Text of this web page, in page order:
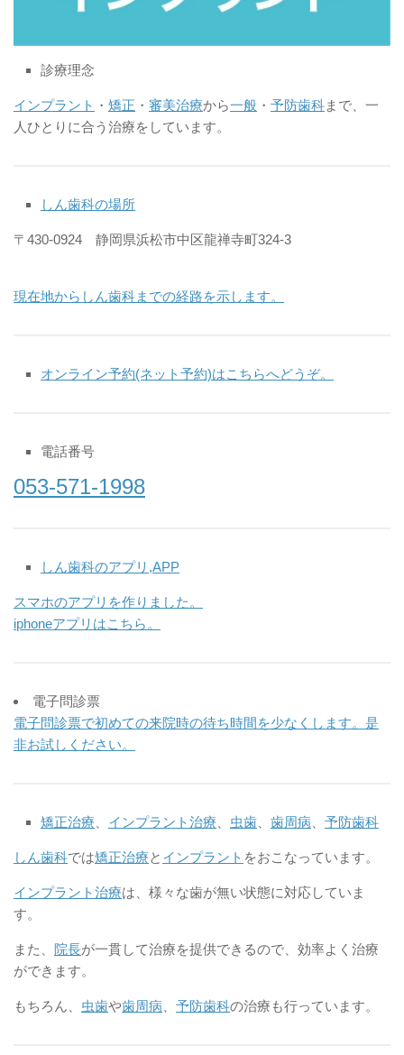
診療理念
インプラント ・ 矯正 ・ 審美治療から一般 ・ 予防歯科まで、一
人ひとりに合う治療をしています。
しん歯科の場所
〒430-0924 静岡県浜松市中区龍禅寺町324-3
現在地からしん歯科までの経路を示します。
オンライン予約(ネット予約)はこちらへどうぞ。
電話番号
053-571-1998
しん歯科のアプリ,APP
スマホのアプリを作りました。
iphoneアプリはこちら。
電子問診票
電子問診票で初めての来院時の待ち時間を少なくします。是
非お試しください。
矯正治療 インプラント治療 虫歯 歯周病 予防歯科
しん歯科では矯正治療と インプラント をおこなっています。
インプラント治療は、様々な歯が無い状態に対応していま
す。
また、 院長が一貫して治療を提供できるので、効率よく治療
ができます。
もちろん、 虫歯や歯周病 予防歯科の治療も行っています。